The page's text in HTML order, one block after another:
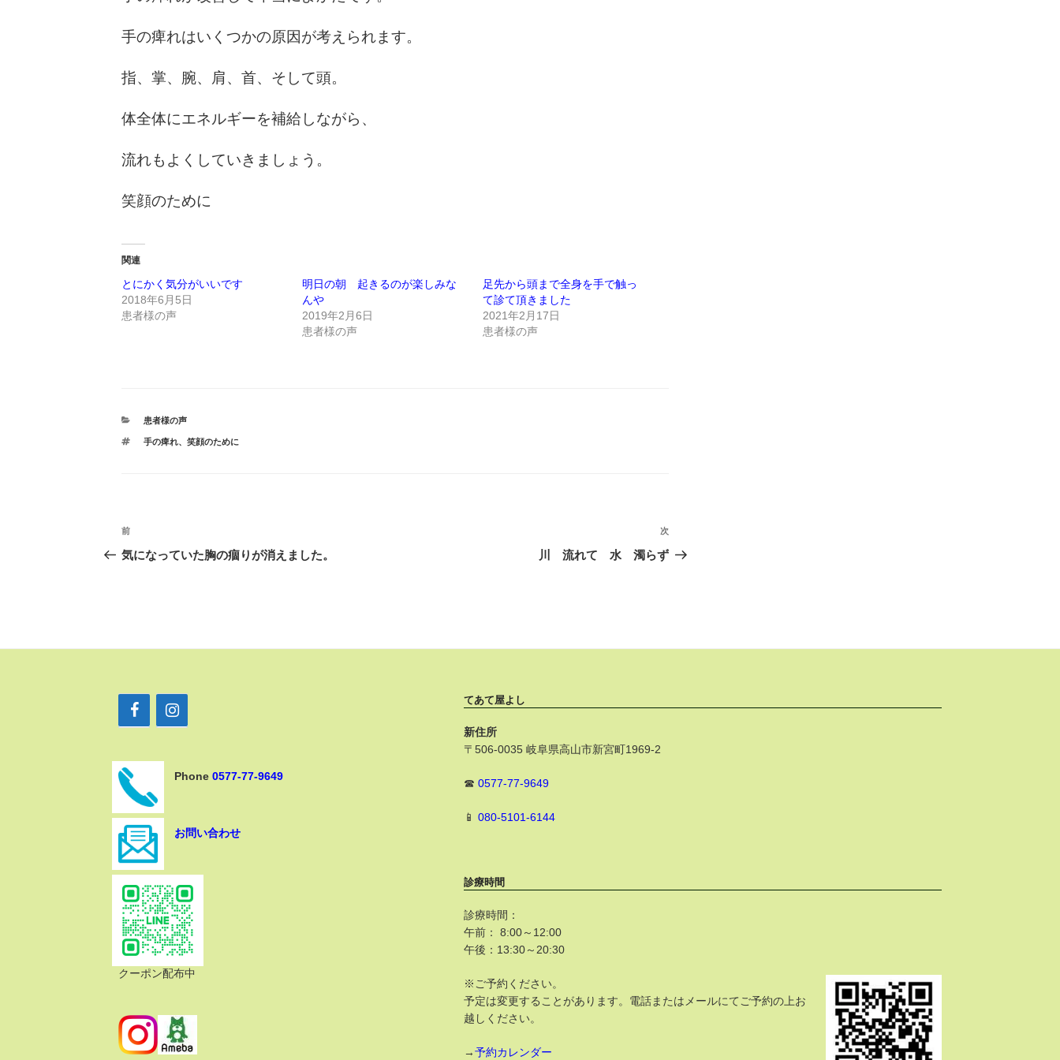
手の痺れはいくつかの原因が考えられます。
指、掌、腕、肩、首、そして頭。
体全体にエネルギーを補給しながら、
流れもよくしていきましょう。
笑顔のために
関連
とにかく気分がいいです
2018年6月5日
患者様の声
明日の朝 起きるのが楽しみな
んや
2019年2月6日
患者様の声
足先から頭まで全身を手で触っ
て診て頂きました
2021年2月17日
患者様の声
カ
ゴ
患者様の声
タ
手の痺れ、 笑顔のために
稿
ナ
ョ
前
の
前
気になっていた胸の痼りが消えました。
次
の
次
川 流れて 水 濁らず
Phone 0577-77-9649
お問い合わせ
クーポン配布中
てあて屋よし
新住所
〒506-0035 岐阜県高山市新宮町1969-2
☎0577-77-9649
📱080-5101-6144
診療時間
診療時間：
午前： 8:00～12:00
午後：13:30～20:30
※ご予約ください。
予定は変更することがあります。電話またはメールにてご予約の上お
越しください。
→予約カレンダー